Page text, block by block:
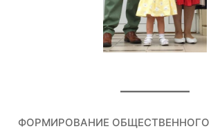
ФОРМИРОВАНИЕ